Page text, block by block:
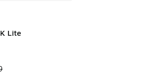
Lite
promotion. Prix en baisse de € 109,99 à